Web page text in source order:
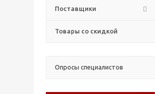
Поставщики
Товары со скидкой
Опросы специалистов